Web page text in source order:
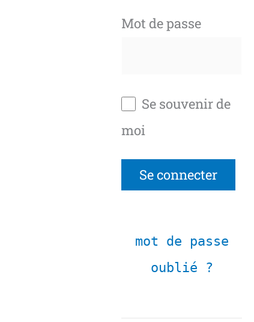
Mot de passe
Se souvenir de
moi
mot de passe
oublié ?